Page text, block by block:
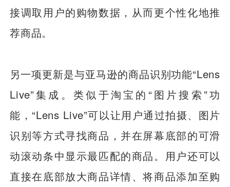
接调取用户的购物数据，从而更个性化地推
荐商品。
另一项更新是与亚马逊的商品识别功能“Lens
Live”集成。类似于淘宝的“图片搜索”功
能，“Lens Live”可以让用户通过拍摄、图片
识别等方式寻找商品，并在屏幕底部的可滑
动滚动条中显示最匹配的商品。用户还可以
直接在底部放大商品详情、将商品添加至购